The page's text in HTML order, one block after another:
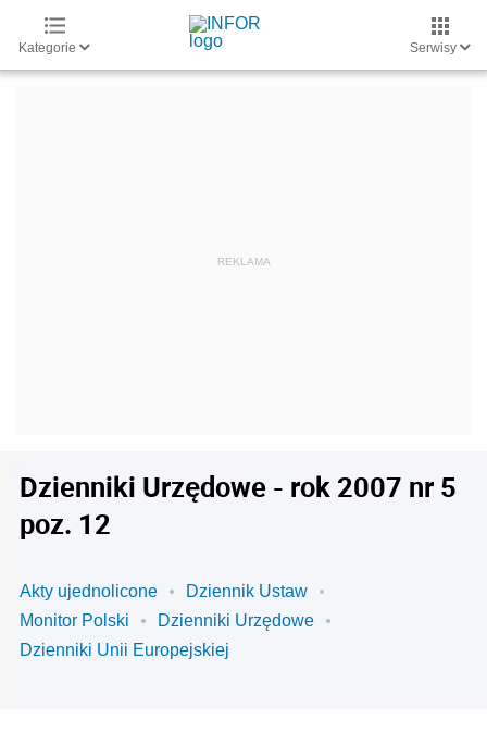
Kategorie Serwisy
Dzienniki Urzędowe - rok 2007 nr 5
poz. 12
Akty ujednolicone
Dziennik Ustaw
Monitor Polski
Dzienniki Urzędowe
Dzienniki Unii Europejskiej